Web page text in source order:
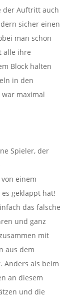
der Auftritt auch
sicher einen
man schon
alle ihre
Block halten
in den
maximal
Spieler, der
einem
geklappt hat!
das falsche
und ganz
mit
aus dem
Anders als beim
an diesem
und die